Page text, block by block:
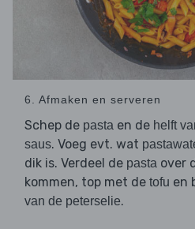
6. Afmaken en serveren
Schep de pasta en de helft
saus. Voeg evt. wat
dik is. Verdeel de pasta over
kommen, top met de tofu en
van de peterselie.